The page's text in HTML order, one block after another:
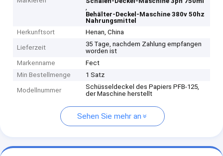
,
Behälter-Deckel-Maschine 380v 50hz
Nahrungsmittel
Herkunftsort
Henan, China
Lieferzeit
35 Tage, nachdem Zahlung empfangen
worden ist
Markenname
Fect
Min Bestellmenge
1 Satz
Modellnummer
Schüsseldeckel des Papiers PFB-125,
der Maschine herstellt
Sehen Sie mehr an